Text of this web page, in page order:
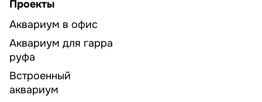
Проекты
Аквариум в офис
Аквариум для гарра
руфа
Встроенный
аквариум